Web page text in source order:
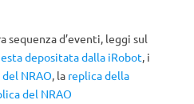
sequenza d’eventi, leggi sul
depositata dalla iRobot, i
NRAO, la replica della
del NRAO